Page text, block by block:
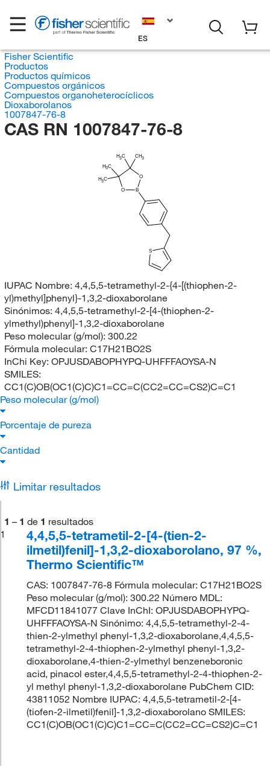
ES
Fisher Scientific
Productos
Productos químicos
Compuestos orgánicos
Compuestos organoheterocíclicos
Dioxaborolanos
1007847-76-8
CAS RN 1007847-76-8
B
O
O
H3C CH3
H3C
H3C
S
IUPAC Nombre: 4,4,5,5-tetramethyl-2-{4-[(thiophen-2-
yl)methyl]phenyl}-1,3,2-dioxaborolane
Sinónimos: 4,4,5,5-tetramethyl-2-[4-(thiophen-2-
ylmethyl)phenyl]-1,3,2-dioxaborolane
Peso molecular (g/mol): 300.22
Fórmula molecular: C17H21BO2S
InChi Key: OPJUSDABOPHYPQ-UHFFFAOYSA-N
SMILES:
CC1(C)OB(OC1(C)C)C1=CC=C(CC2=CC=CS2)C=C1
Peso molecular (g/mol)
Porcentaje de pureza
Cantidad
Limitar resultados
1 – 1 de 1 resultados
1
4,4,5,5-tetrametil-2-[4-(tien-2-
ilmetil)fenil]-1,3,2-dioxaborolano, 97 %,
Thermo Scientific™
CAS: 1007847-76-8 Fórmula molecular: C17H21BO2S
Peso molecular (g/mol): 300.22 Número MDL:
MFCD11841077 Clave InChI: OPJUSDABOPHYPQ-
UHFFFAOYSA-N Sinónimo: 4,4,5,5-tetramethyl-2-4-
thien-2-ylmethyl phenyl-1,3,2-dioxaborolane,4,4,5,5-
tetramethyl-2-4-thiophen-2-ylmethyl phenyl-1,3,2-
dioxaborolane,4-thien-2-ylmethyl benzeneboronic
acid, pinacol ester,4,4,5,5-tetramethyl-2-4-thiophen-2-
yl methyl phenyl-1,3,2-dioxaborolane PubChem CID:
43811052 Nombre IUPAC: 4,4,5,5-tetrametil-2-[4-
(tiofen-2-ilmetil)fenil]-1,3,2-dioxaborolano SMILES:
CC1(C)OB(OC1(C)C)C1=CC=C(CC2=CC=CS2)C=C1